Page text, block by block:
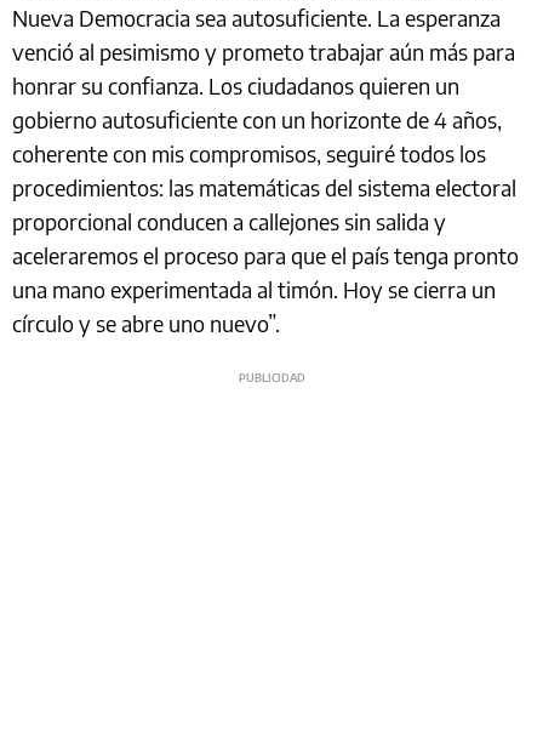
Nueva Democracia sea autosuficiente. La esperanza
venció al pesimismo y prometo trabajar aún más para
honrar su confianza. Los ciudadanos quieren un
gobierno autosuficiente con un horizonte de 4 años,
coherente con mis compromisos, seguiré todos los
procedimientos: las matemáticas del sistema electoral
proporcional conducen a callejones sin salida y
aceleraremos el proceso para que el país tenga pronto
una mano experimentada al timón. Hoy se cierra un
círculo y se abre uno nuevo”.